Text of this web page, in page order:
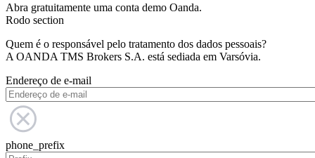
Abra gratuitamente uma conta demo Oanda.
Rodo section
Quem é o responsável pelo tratamento dos dados pessoais?
A OANDA TMS Brokers S.A. está sediada em Varsóvia.
Endereço de e-mail
phone_prefix